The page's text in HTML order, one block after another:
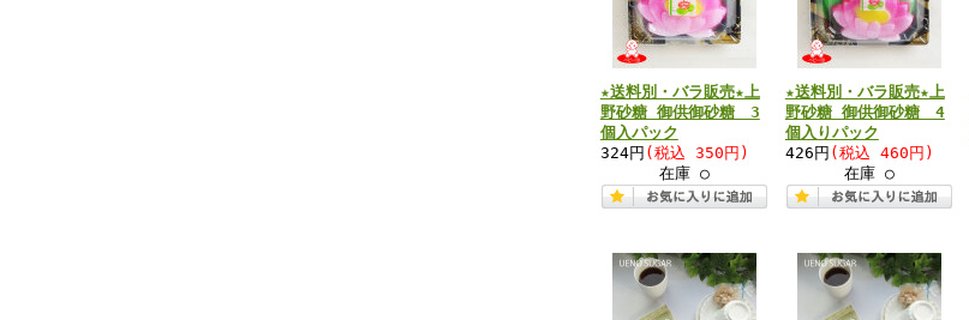
★送料別・バラ販売★上
野砂糖 御供御砂糖 3
個入パック
324円 (税込 350円)
在庫 ○
★送料別・バラ販売★上
野砂糖 御供御砂糖 4
個入りパック
426円 (税込 460円)
在庫 ○